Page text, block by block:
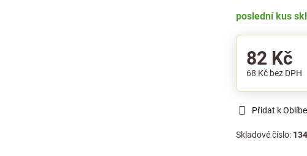
poslední kus
82 Kč
68 Kč bez DPH
Přidat k
Skladové číslo: